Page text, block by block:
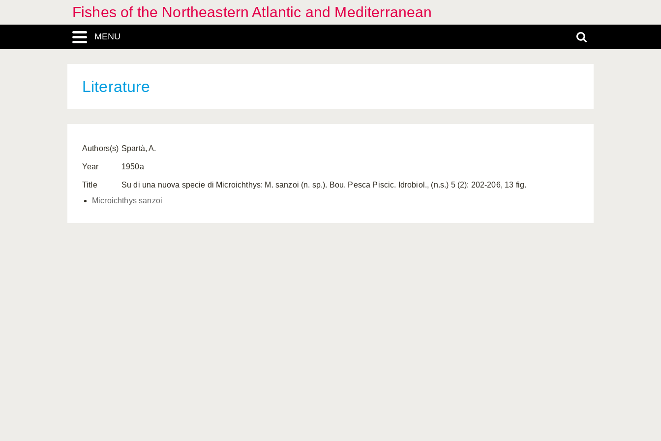
Fishes of the Northeastern Atlantic and Mediterranean
MENU
Literature
Authors(s) Spartà, A.
Year 1950a
Title
Su di una nuova specie di Microichthys: M. sanzoi (n. sp.). Bou. Pesca Piscic. Idrobiol., (n.s.) 5 (2): 202-206, 13 fig.
Microichthys sanzoi